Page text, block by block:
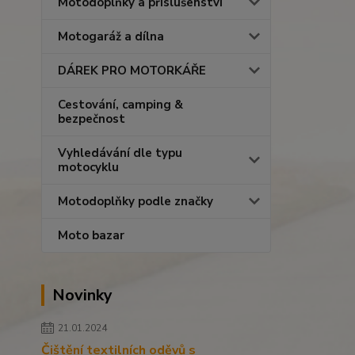
Motogaráž a dílna
DÁREK PRO MOTORKÁŘE
Cestování, camping &
bezpečnost
Vyhledávání dle typu
motocyklu
Motodoplňky podle značky
Moto bazar
Novinky
21.01.2024
Čištění textilních oděvů s